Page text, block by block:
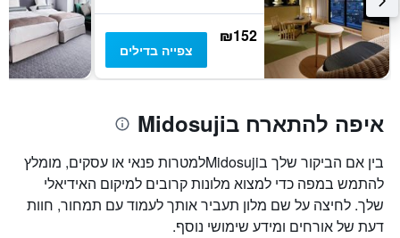
₪152
צפייה בדילים
איפה להתארח בMidosuji
בין אם הביקור שלך בMidosujiלמטרות פנאי או עסקים, מומלץ
להתמש במפה כדי למצוא מלונות קרובים למיקום האידיאלי
שלך. לחיצה על שם מלון תעביר אותך לעמוד עם תמחור, חוות
דעת של אורחים ומידע שימושי נוסף.